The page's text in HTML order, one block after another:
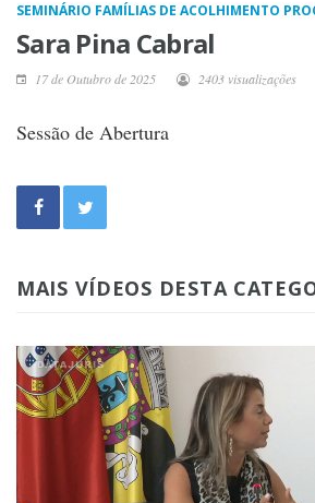
SEMINÁRIO FAMÍLIAS DE ACOLHIMENTO
Sara Pina Cabral
17 de Outubro de 2025 2403 visualizações
Sessão de Abertura
MAIS VÍDEOS DESTA